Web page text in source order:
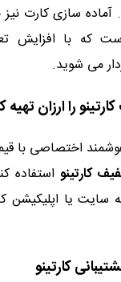
که با افزایش
می شوید.
را ارزان تهیه
اختصاصی با
کارتینو استفاده
سایت یا
کارتینو